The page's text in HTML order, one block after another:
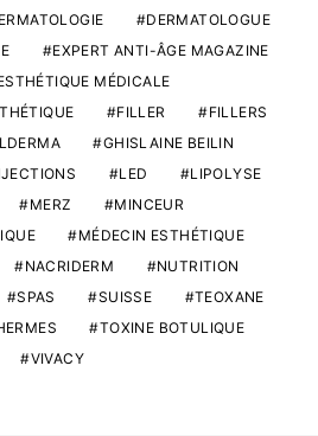
DERMATOLOGUE
EXPERT ANTI-ÂGE MAGAZINE
MÉDICALE
FILLER
FILLERS
GHISLAINE BEILIN
LED
LIPOLYSE
MERZ
MINCEUR
MÉDECIN ESTHÉTIQUE
NACRIDERM
NUTRITION
SPAS SUISSE
TEOXANE
TOXINE BOTULIQUE
VIVACY